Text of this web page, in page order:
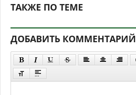
ТАКЖЕ ПО ТЕМЕ
ДОБАВИТЬ КОММЕНТАРИЙ